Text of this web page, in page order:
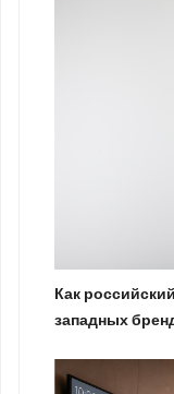
Как
западных